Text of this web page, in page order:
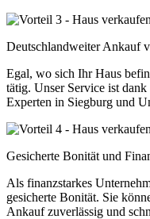
Deutschlandweiter Ankauf
Egal, wo sich Ihr Haus
tätig. Unser Service ist
Experten in Siegburg und
Gesicherte Bonität und
Als finanzstarkes
gesicherte Bonität. Sie
Ankauf zuverlässig und